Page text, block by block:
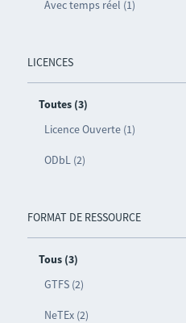
Avec temps réel (1)
LICENCES
Toutes (3)
Licence Ouverte (1)
ODbL (2)
FORMAT DE RESSOURCE
Tous (3)
GTFS (2)
NeTEx (2)